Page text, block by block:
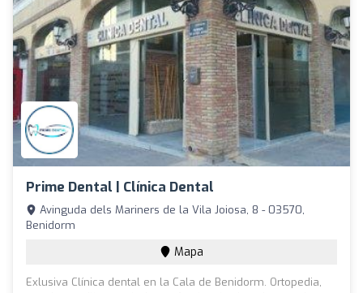
Prime Dental | Clínica Dental
Avinguda dels Mariners de la Vila Joiosa, 8 - 03570,
Benidorm
Mapa
Exlusiva Clínica dental en la Cala de Benidorm. Ortopedia,